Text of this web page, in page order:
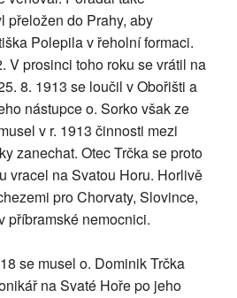
přeložen do Prahy, aby
Polepila v řeholní formaci.
V prosinci toho roku se vrátil na
8. 1913 se loučil v Obořišti a
nástupce o. Sorko však ze
v r. 1913 činnosti mezi
zanechat. Otec Trčka se proto
vracel na Svatou Horu. Horlivě
pro Chorvaty, Slovince,
příbramské nemocnici.
se musel o. Dominik Trčka
na Svaté Hoře po jeho